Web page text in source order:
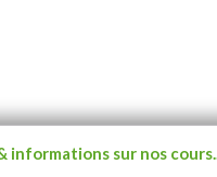
informations sur nos